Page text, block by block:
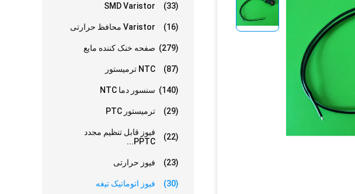
SMD Varistor (33)
Varistor محافظ حرارتی (16)
صفحه خنک کننده مایع (279)
NTC ترمیستور (87)
سنسور دما NTC (140)
ترمیستور PTC (29)
فیوز قابل تنظیم مجدد
PPTC...
(22)
فیوز حرارتی (23)
فیوز اتوماتیک تیغه (30)